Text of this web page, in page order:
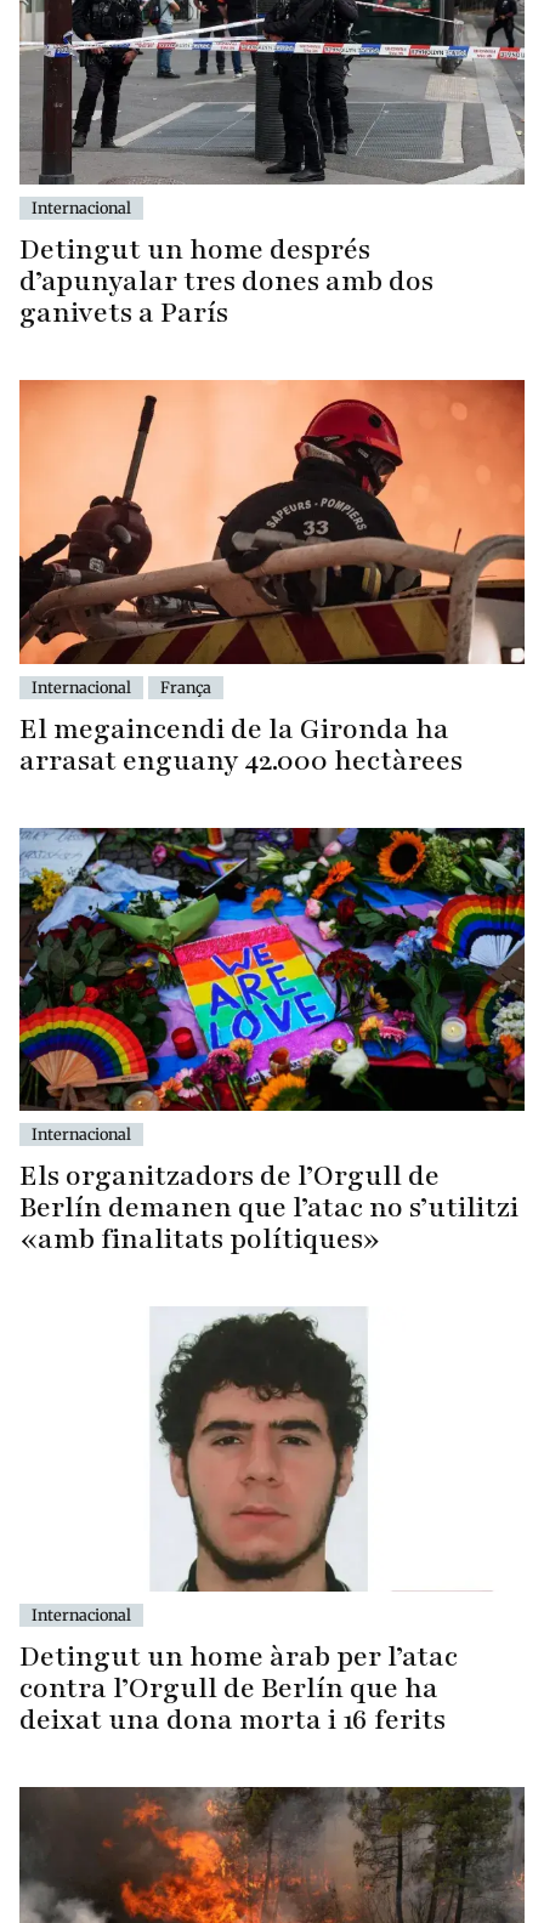
Internacional
Detingut un home després
d’apunyalar tres dones amb dos
ganivets a París
Internacional França
El megaincendi de la Gironda ha
arrasat enguany 42.000 hectàrees
Internacional
Els organitzadors de l’Orgull de
Berlín demanen que l’atac no s’utilitzi
«amb finalitats polítiques»
Internacional
Detingut un home àrab per l’atac
contra l’Orgull de Berlín que ha
deixat una dona morta i 16 ferits